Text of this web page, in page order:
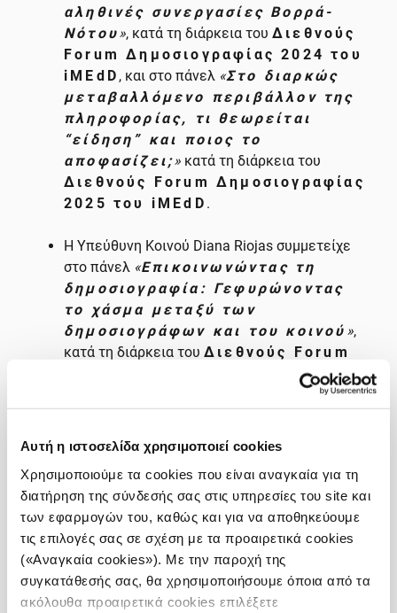
Αυτή η ιστοσελίδα χρησιμοποιεί cookies
Χρησιμοποιούμε τα cookies που είναι αναγκαία για τη
διατήρηση της σύνδεσής σας στις υπηρεσίες του site και
των εφαρμογών του, καθώς και για να αποθηκεύουμε
τις επιλογές σας σε σχέση με τα προαιρετικά cookies
(«Αναγκαία cookies»). Με την παροχή της
συγκατάθεσής σας, θα χρησιμοποιήσουμε όποια από τα
ακόλουθα προαιρετικά cookies επιλέξετε
αληθινές συνεργασίες Βορρά-
Νότου», κατά τη διάρκεια του Διεθνούς
Forum Δημοσιογραφίας 2024 του
iMEdD , και στο πάνελ «Στο διαρκώς
μεταβαλλόμενο περιβάλλον της
πληροφορίας, τι θεωρείται
“είδηση” και ποιος το
αποφασίζει;» κατά τη διάρκεια του
Διεθνούς Forum Δημοσιογραφίας
2025 του iMEdD .
Η Υπεύθυνη Κοινού Diana Riojas συμμετείχε
στο πάνελ «Επικοινωνώντας τη
δημοσιογραφία: Γεφυρώνοντας
το χάσμα μεταξύ των
δημοσιογράφων και του κοινού »,
κατά τη διάρκεια του Διεθνούς Forum
Δημοσιογραφίας 2024 του iMEdD.
Village 2024
Ο Dawes ήταν επίσης ομιλητής στο
εναρκτήριοMedia & Democracy
Summitστο Delaware των ΗΠΑ, την άνοιξη
του 2024.
Ο Nicholas Dawes, εκτελεστικός διευθυντής
του THE CITY, συμμετείχε στησυζήτηση